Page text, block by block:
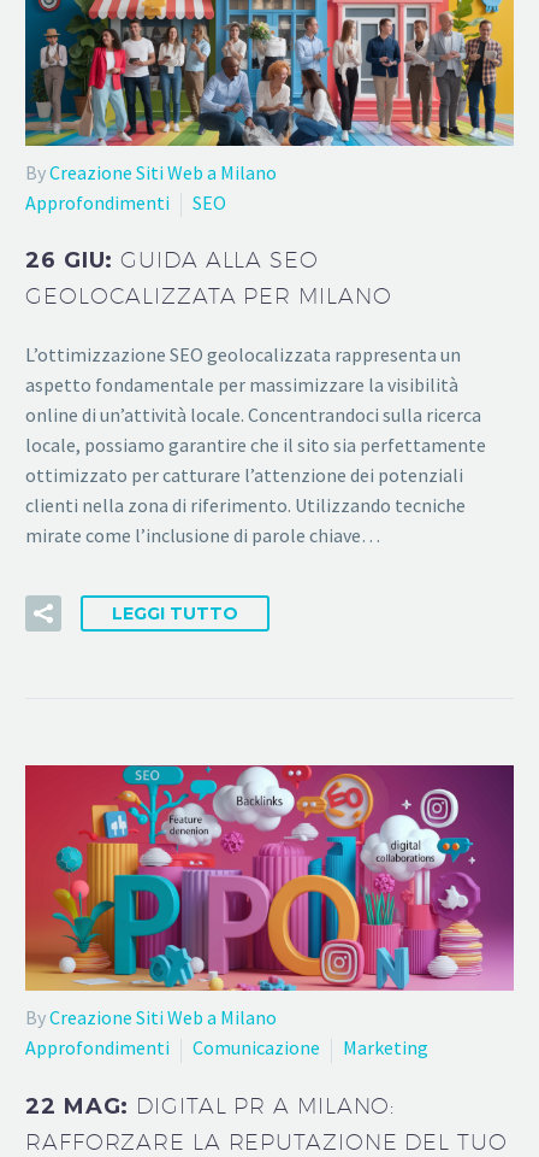
ByCreazione Siti Web a Milano
Approfondimenti
SEO
26 GIU:GUIDA ALLA SEO
GEOLOCALIZZATA PER MILANO
L’ottimizzazione SEO geolocalizzata rappresenta un
aspetto fondamentale per massimizzare la visibilità
online di un’attività locale. Concentrandoci sulla ricerca
locale, possiamo garantire che il sito sia perfettamente
ottimizzato per catturare l’attenzione dei potenziali
clienti nella zona di riferimento. Utilizzando tecniche
mirate come l’inclusione di parole chiave…
LEGGI TUTTO
ByCreazione Siti Web a Milano
Approfondimenti
Comunicazione Marketing
22 MAG: DIGITAL PR A MILANO:
RAFFORZARE LA REPUTAZIONE DEL TUO